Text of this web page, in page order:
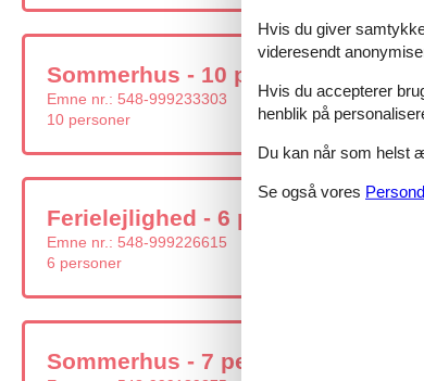
Sommerhus - 10 personer -
Emne nr.: 548-999233303
10 personer
Ferielejlighed - 6 personer -
Emne nr.: 548-999226615
6 personer
Sommerhus - 7 personer - Tejnvej
Hvis du giver
videresendt
Hvis du accepterer
henblik på
Du kan når som helst
Se også vores